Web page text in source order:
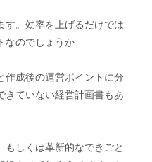
。効率を上げるだけでは
なのでしょうか
成後の運営ポイントに分
きていない経営計画書もあ
しくは革新的なできごと